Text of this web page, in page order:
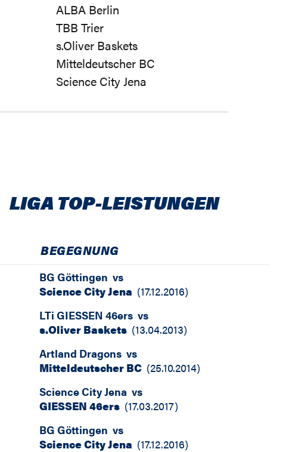
ALBA Berlin
TBB Trier
s.Oliver Baskets
Mitteldeutscher BC
Science City Jena
LIGA TOP-LEISTUNGEN
BEGEGNUNG
BG Göttingen vs
Science City Jena (17.12.2016)
LTi GIESSEN 46ers vs
s.Oliver Baskets (13.04.2013)
Artland Dragons vs
Mitteldeutscher BC (25.10.2014)
Science City Jena vs
GIESSEN 46ers (17.03.2017)
BG Göttingen vs
Science City Jena (17.12.2016)